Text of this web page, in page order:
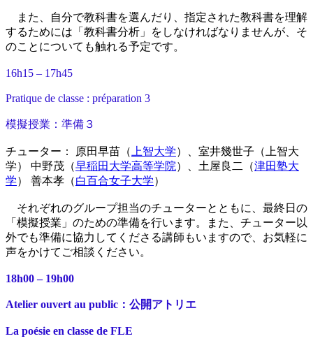
また、自分で教科書を選んだり、指定された教科書を理解
するためには「教科書分析」をしなければなりませんが、そ
のことについても触れる予定です。
16h15 – 17h45
Pratique de classe : préparation 3
模擬授業：準備３
チューター： 原田早苗（ 上智大学）、室井幾世子（上智大
学） 中野茂（早稲田大学高等学院）、土屋良二（津田塾大
学） 善本孝（白百合女子大学）
それぞれのグループ担当のチューターとともに、最終日の
「模擬授業」のための準備を行います。また、チューター以
外でも準備に協力してくださる講師もいますので、お気軽に
声をかけてご相談ください。
18h00 – 19h00
Atelier ouvert au public：公開アトリエ
La poésie en classe de FLE